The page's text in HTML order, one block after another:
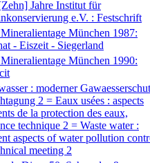
Jahre Institut für
e.V. : Festschrift
München 1987:
- Eiszeit - Siegerland
München 1990:
: moderner
2 = Eaux usées : aspects
de la protection des eaux,
technique 2 = Waste water :
aspects of water pollution
meeting 2